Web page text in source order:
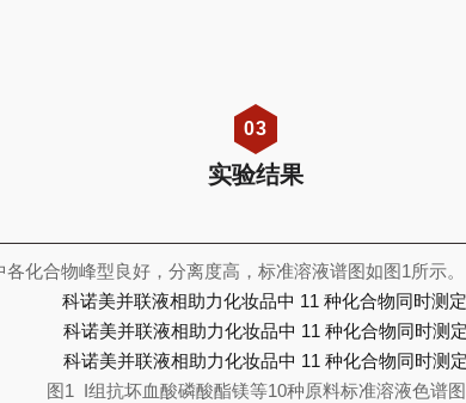
03
实验结果
化合物峰型良好，分离度高，标准溶液谱图如图1所示。
图1 I组抗坏血酸磷酸酯镁等10种原料标准溶液色谱图